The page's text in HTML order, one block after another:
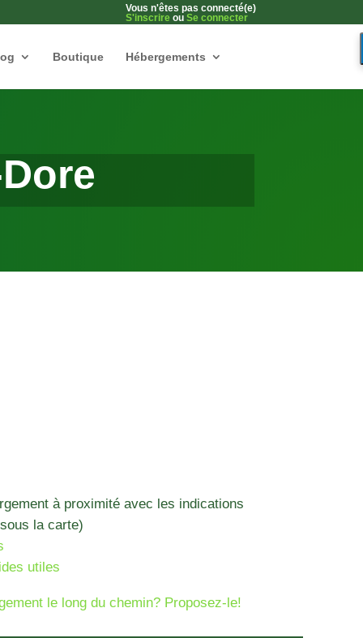
Vous n'êtes pas connecté(e)
S'inscrire ou Se connecter
Boutique Hébergements
à proximité avec les indications
la carte)
utiles
le long du chemin? Proposez-le!